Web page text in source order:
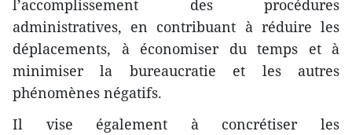
l’accomplissement des procédures
administratives, en contribuant à réduire les
déplacements, à économiser du temps et à
minimiser la bureaucratie et les autres
phénomènes négatifs.
Il vise également à concrétiser les